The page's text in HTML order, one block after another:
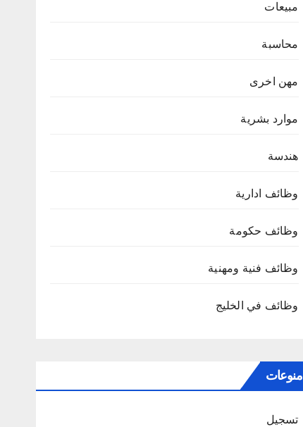
مبيعات
محاسبة
مهن اخرى
موارد بشرية
هندسة
وظائف ادارية
وظائف حكومة
وظائف فنية ومهنية
وظائف في الخليج
منوعات
تسجيل